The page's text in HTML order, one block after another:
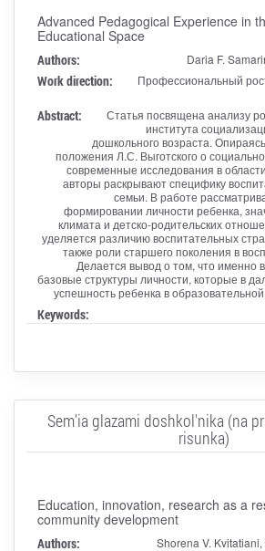
Advanced Pedagogical Experience in
Educational Space
Authors: Daria F.
Work direction:
Профессиональный
Abstract:
Статья посвящена анализу
института
дошкольного возраста.
положения Л.С. Выготского о
современные исследования в
авторы раскрывают специфику
семьи. В работе
формировании личности ребенка,
климата и детско-родительских
уделяется различию воспитательных
также роли старшего поколения в
Делается вывод о том, что именно
базовые структуры личности, которые в
успешность ребенка в
Keywords:
Sem'ia glazami doshkol'nika (na
risunka)
Education, innovation, research as a
community development
Authors: Shorena V.